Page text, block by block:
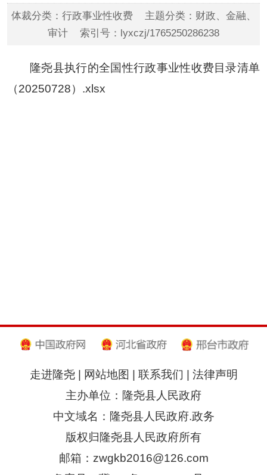
体裁分类：行政事业性收费 主题分类：财政、金融、
审计 索引号：lyxczj/1765250286238
隆尧县执行的全国性行政事业性收费目录清单
（20250728）.xlsx
走进隆尧| 网站地图 联系我们
法律声明
主办单位：隆尧县人民政府
中文域名：隆尧县人民政府.政务
版权归隆尧县人民政府所有
邮箱：zwgkb2016@126.com